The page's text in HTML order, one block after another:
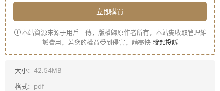
立即購買
本站資源來源于用戶上傳，版權歸原作者所有，本站隻收取管理維
護費用，若您的權益受到侵害，請盡快 發起投訴
大小： 42.54MB
格式： pdf